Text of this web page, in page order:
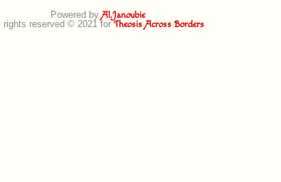
Powered byAl.Janoubie
rights reserved © 2021 forTheosis Across Borders